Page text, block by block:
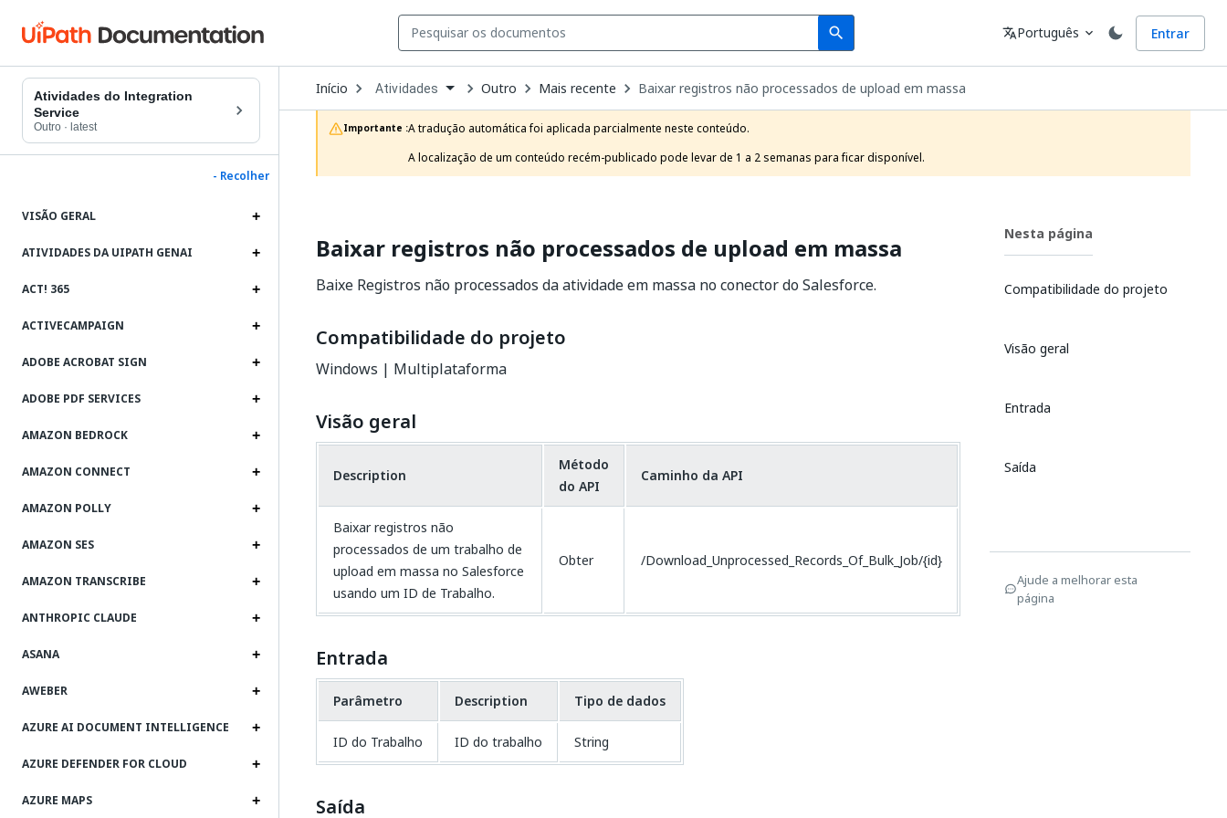
search
Search Idioma
translatePortuguês expand_more Entrar
Atividades do Integration
Service
Outro · latest
- Recolher
VISÃO GERAL
ATIVIDADES DA UIPATH GENAI
ACT! 365
ACTIVECAMPAIGN
ADOBE ACROBAT SIGN
ADOBE PDF SERVICES
AMAZON BEDROCK
AMAZON CONNECT
AMAZON POLLY
AMAZON SES
AMAZON TRANSCRIBE
ANTHROPIC CLAUDE
ASANA
AWEBER
AZURE AI DOCUMENT INTELLIGENCE
AZURE DEFENDER FOR CLOUD
AZURE MAPS
Início Open
Dropdown
to
choose
product
Atividades Outro Mais recente Baixar registros não processados de upload em massa
Importante :A tradução automática foi aplicada parcialmente neste conteúdo.
A localização de um conteúdo recém-publicado pode levar de 1 a 2 semanas para ficar disponível.
Baixar registros não processados de upload em massa
Baixe Registros não processados da atividade em massa no conector do Salesforce.
Compatibilidade do projeto
Windows | Multiplataforma
Visão geral
Description
Método
do API
Caminho da API
Baixar registros não
processados de um trabalho de
upload em massa no Salesforce
usando um ID de Trabalho.
Obter /Download_Unprocessed_Records_Of_Bulk_Job/{id}
Entrada
Parâmetro Description Tipo de dados
ID do Trabalho ID do trabalho String
Saída
Nesta página
Compatibilidade do projeto
Visão geral
Entrada
Saída
Ajude a melhorar esta
página